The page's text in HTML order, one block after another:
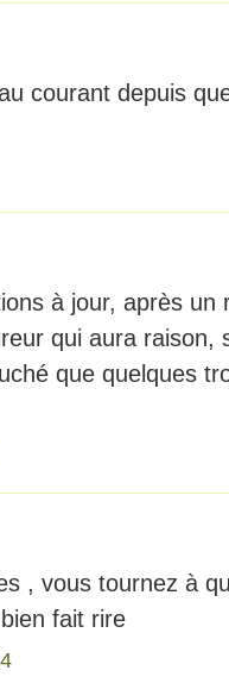
courant depuis
à jour, après un
qui aura
que quelques
, vous tournez à
fait rire